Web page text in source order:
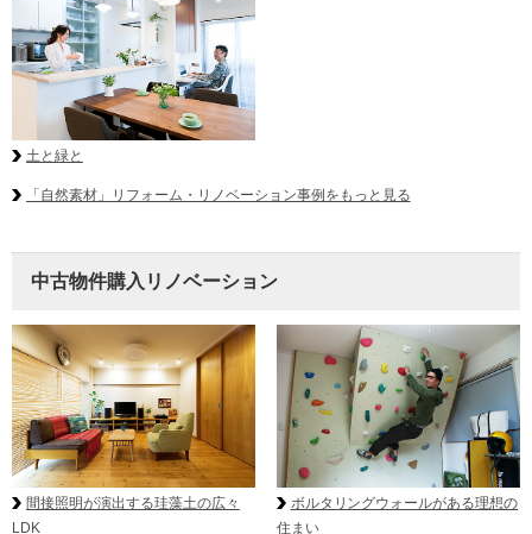
土と緑と
「自然素材」リフォーム・リノベーション事例をもっと見る
中古物件購入リノベーション
間接照明が演出する珪藻土の広々
LDK
ボルタリングウォールがある理想の
住まい